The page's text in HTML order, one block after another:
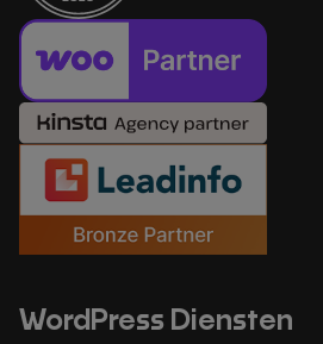
WordPress Diensten